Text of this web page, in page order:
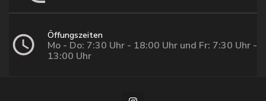
Öffungszeiten
Mo - Do: 7:30 Uhr - 18:00 Uhr und Fr: 7:30 Uhr -
13:00 Uhr